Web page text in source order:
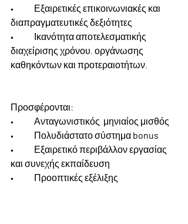
• 	Εξαιρετικές επικοινωνιακές και
διαπραγματευτικές δεξιότητες
• 	Ικανότητα αποτελεσματικής
διαχείρισης χρόνου, οργάνωσης
καθηκόντων και προτεραιοτήτων.
Προσφέρονται:
•  	Ανταγωνιστικός  μηνιαίος μισθός
•  	Πολυδιάστατο σύστημα bonus
•  	Εξαιρετικό περιβάλλον εργασίας
και συνεχής εκπαίδευση
•  	Προοπτικές εξέλιξης